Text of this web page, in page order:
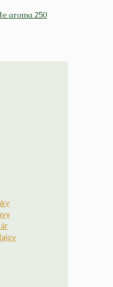
aroma 250